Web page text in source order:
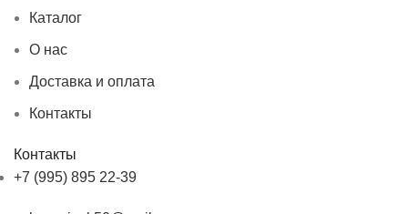
Каталог
О нас
Доставка и оплата
Контакты
Контакты
+7 (995) 895 22-39